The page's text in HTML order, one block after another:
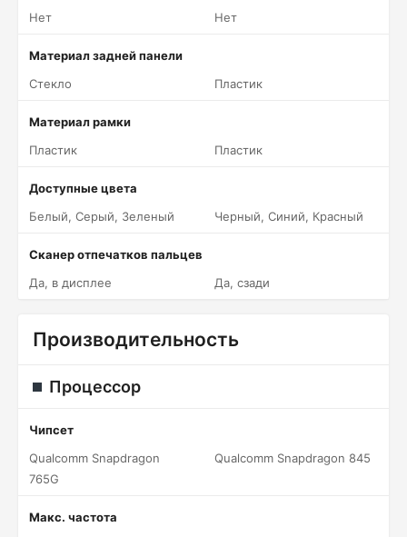
Нет Нет
Материал задней панели
Стекло
Пластик
Материал рамки
Пластик
Пластик
Доступные цвета
Белый, Серый, Зеленый
Черный, Синий, Красный
Сканер отпечатков пальцев
Да, в дисплее
Да, сзади
Производительность
Процессор
Чипсет
Qualcomm Snapdragon
765G
Qualcomm Snapdragon 845
Макс. частота